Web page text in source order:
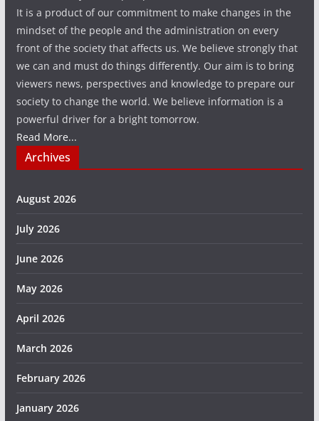
It is a product of our commitment to make changes in the
mindset of the people and the administration on every
front of the society that affects us. We believe strongly that
we can and must do things differently. Our aim is to bring
viewers news, perspectives and knowledge to prepare our
society to change the world. We believe information is a
powerful driver for a bright tomorrow.
Read More...
Archives
August 2026
July 2026
June 2026
May 2026
April 2026
March 2026
February 2026
January 2026